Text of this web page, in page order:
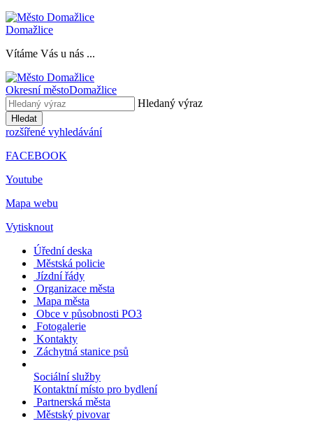
Domažlice
Vítáme Vás u nás ...
Okresní městoDomažlice
Hledaný výraz
Hledat
rozšířené vyhledávání
FACEBOOK
Youtube
Mapa webu
Vytisknout
Úřední deska
Městská policie
Jízdní řády
Organizace města
Mapa města
Obce v působnosti PO3
Fotogalerie
Kontakty
Záchytná stanice psů
Sociální služby
Kontaktní místo pro bydlení
Partnerská města
Městský pivovar